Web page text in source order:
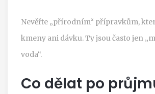
Nevěřte „přírodním“ přípravkům,
kmeny ani dávku. Ty jsou často jen
voda“.
Co dělat po